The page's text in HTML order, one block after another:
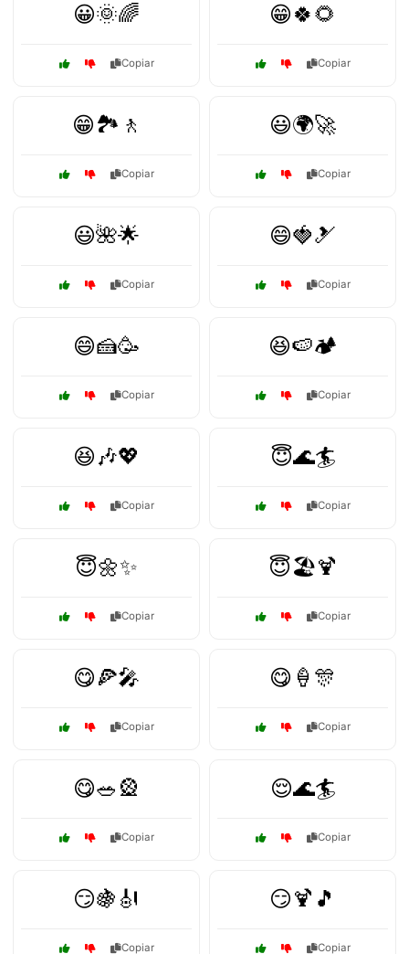
😀🌞🌈
Copiar
😁🍀🌻
Copiar
😁🏞️🚶
Copiar
😃🌍🚀
Copiar
😃🌺🌟
Copiar
😄🍓🎿
Copiar
😄🍰🥳
Copiar
😆🍉🏕️
Copiar
😆🎶💖
Copiar
😇🌊🏄
Copiar
😇🌼✨
Copiar
😇🏖️🍹
Copiar
😋🍕🎤
Copiar
😋🍦🎊
Copiar
😋🥗🎡
Copiar
😌🌊🏄
Copiar
😏🍇🎻
Copiar
😏🍹🎵
Copiar